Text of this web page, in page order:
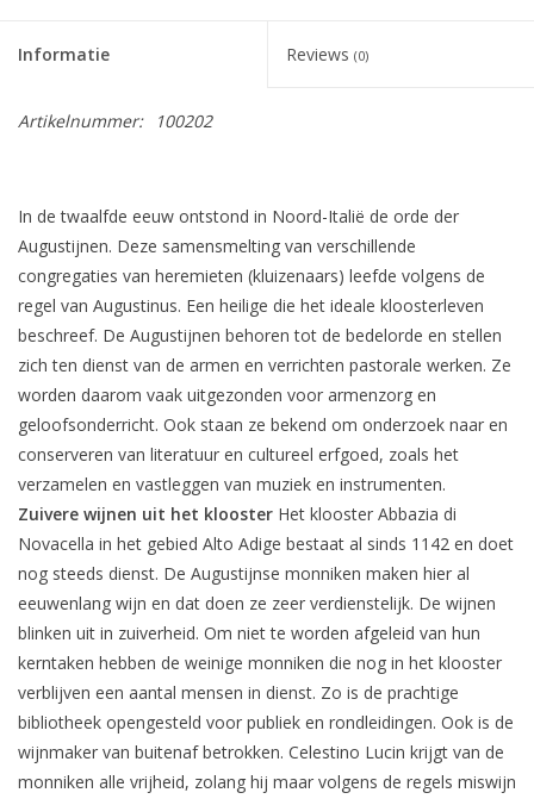
Informatie Reviews (0)
Artikelnummer: 100202
In de twaalfde eeuw ontstond in Noord-Italië de orde der
Augustijnen. Deze samensmelting van verschillende
congregaties van heremieten (kluizenaars) leefde volgens de
regel van Augustinus. Een heilige die het ideale kloosterleven
beschreef. De Augustijnen behoren tot de bedelorde en stellen
zich ten dienst van de armen en verrichten pastorale werken. Ze
worden daarom vaak uitgezonden voor armenzorg en
geloofsonderricht. Ook staan ze bekend om onderzoek naar en
conserveren van literatuur en cultureel erfgoed, zoals het
verzamelen en vastleggen van muziek en instrumenten.
Zuivere wijnen uit het klooster Het klooster Abbazia di
Novacella in het gebied Alto Adige bestaat al sinds 1142 en doet
nog steeds dienst. De Augustijnse monniken maken hier al
eeuwenlang wijn en dat doen ze zeer verdienstelijk. De wijnen
blinken uit in zuiverheid. Om niet te worden afgeleid van hun
kerntaken hebben de weinige monniken die nog in het klooster
verblijven een aantal mensen in dienst. Zo is de prachtige
bibliotheek opengesteld voor publiek en rondleidingen. Ook is de
wijnmaker van buitenaf betrokken. Celestino Lucin krijgt van de
monniken alle vrijheid, zolang hij maar volgens de regels miswijn